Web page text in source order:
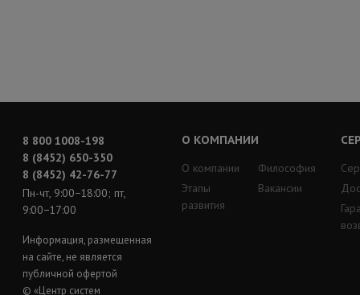
8 800 1008-198
8 (8452) 650-350
8 (8452) 42-76-77
Пн-чт, 9:00−18:00; пт,
9:00−17:00
Информация, размещенная
на сайте, не является
публичной офертой
© «Центр систем
О КОМПАНИИ
О компании
Этапы
развития
Философия
Вакансии